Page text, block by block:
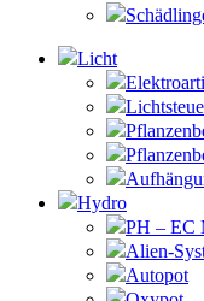
Licht
Hydro
PH – EC
Alien-
Autopot